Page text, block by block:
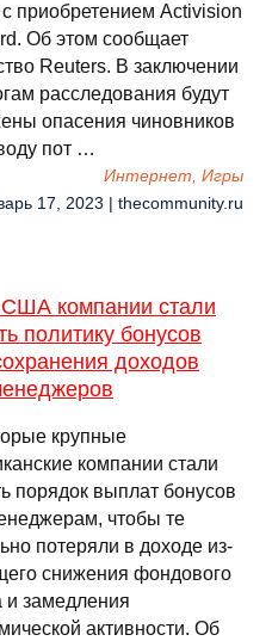
с приобретением Activision
Об этом сообщает
Reuters. В заключении
расследования будут
опасения чиновников
пот …
Интернет, Игры
17, 2023 | thecommunity.ru
США компании стали
политику бонусов
доходов
крупные
компании стали
порядок выплат бонусов
чтобы те
потеряли в доходе из-
снижения фондового
и замедления
активности. Об